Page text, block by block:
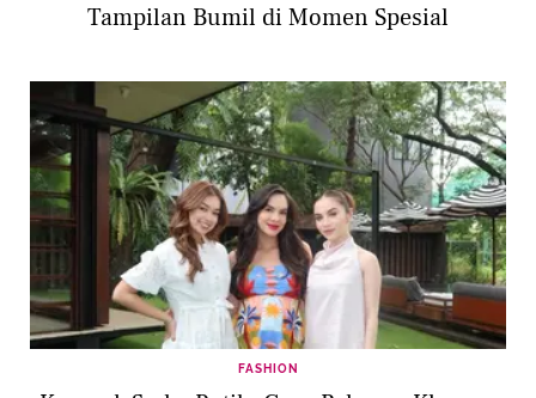
Tampilan Bumil di Momen Spesial
FASHION